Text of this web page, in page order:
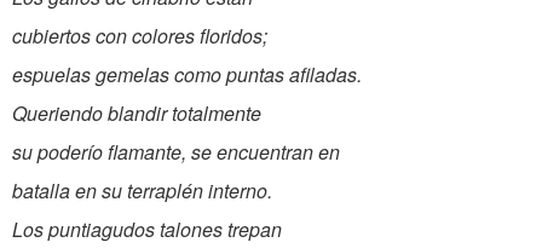
cubiertos con colores floridos;
espuelas gemelas como puntas afiladas.
Queriendo blandir totalmente
su poderío flamante, se encuentran en
batalla en su terraplén interno.
Los puntiagudos talones trepan